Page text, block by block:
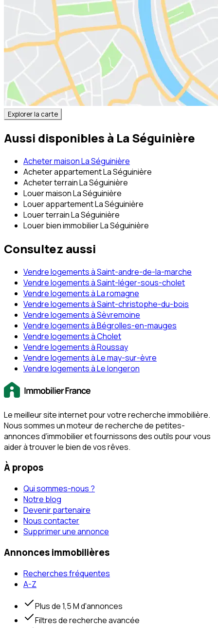
Explorer la carte
Aussi disponibles à La Séguinière
Acheter maison La Séguinière
Acheter appartement La Séguinière
Acheter terrain La Séguinière
Louer maison La Séguinière
Louer appartement La Séguinière
Louer terrain La Séguinière
Louer bien immobilier La Séguinière
Consultez aussi
Vendre logements à Saint-andre-de-la-marche
Vendre logements à Saint-léger-sous-cholet
Vendre logements à La romagne
Vendre logements à Saint-christophe-du-bois
Vendre logements à Sèvremoine
Vendre logements à Bégrolles-en-mauges
Vendre logements à Cholet
Vendre logements à Roussay
Vendre logements à Le may-sur-èvre
Vendre logements à Le longeron
Le meilleur site internet pour votre recherche immobilière.
Nous sommes un moteur de recherche de petites-
annonces d‘immobilier et fournissons des outils pour vous
aider à trouver le bien de vos rêves.
À propos
Qui sommes-nous ?
Notre blog
Devenir partenaire
Nous contacter
Supprimer une annonce
Annonces immobilières
Recherches fréquentes
A-Z
Plus de 1,5 M d'annonces
Filtres de recherche avancée